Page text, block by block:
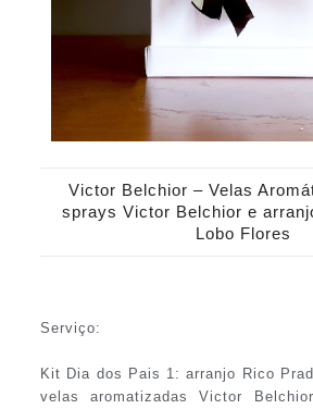
Victor Belchior – Velas
sprays Victor Belchior e
Lobo Flores
Serviço:
Kit Dia dos Pais 1: arranjo Rico
velas aromatizadas Victor